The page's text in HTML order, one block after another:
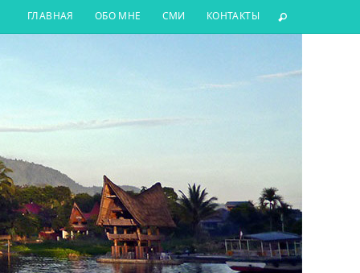
ГЛАВНАЯ ОБО МНЕ СМИ КОНТАКТЫ